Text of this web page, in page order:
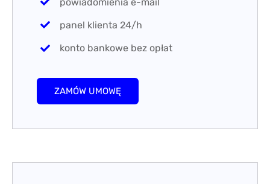
panel klienta 24/h
konto bankowe bez opłat
ZAMÓW UMOWĘ